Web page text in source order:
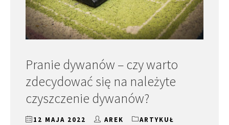
Pranie dywanów – czy warto
zdecydować się na należyte
czyszczenie dywanów?
12 MAJA 2022 AREK
ARTYKUŁ